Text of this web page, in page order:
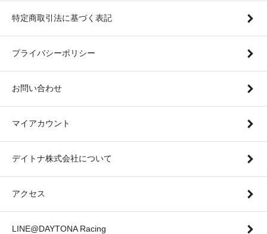
特定商取引法に基づく表記
プライバシーポリシー
お問い合わせ
マイアカウント
デイトナ株式会社について
アクセス
LINE@DAYTONA Racing